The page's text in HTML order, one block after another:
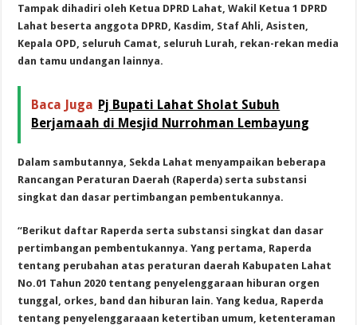
Tampak dihadiri oleh Ketua DPRD Lahat, Wakil Ketua 1 DPRD
Lahat beserta anggota DPRD, Kasdim, Staf Ahli, Asisten,
Kepala OPD, seluruh Camat, seluruh Lurah, rekan-rekan media
dan tamu undangan lainnya.
Baca Juga Pj Bupati Lahat Sholat Subuh
Berjamaah di Mesjid Nurrohman Lembayung
Dalam sambutannya, Sekda Lahat menyampaikan beberapa
Rancangan Peraturan Daerah (Raperda) serta substansi
singkat dan dasar pertimbangan pembentukannya.
“Berikut daftar Raperda serta substansi singkat dan dasar
pertimbangan pembentukannya. Yang pertama, Raperda
tentang perubahan atas peraturan daerah Kabupaten Lahat
No.01 Tahun 2020 tentang penyelenggaraan hiburan orgen
tunggal, orkes, band dan hiburan lain. Yang kedua, Raperda
tentang penyelenggaraaan ketertiban umum, ketenteraman